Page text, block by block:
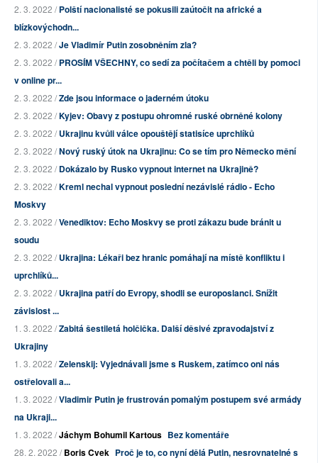
2. 3. 2022 /Polští nacionalisté se pokusili zaútočit na africké a
blízkovýchodn...
2. 3. 2022 /Je Vladimír Putin zosobněním zla?
2. 3. 2022 /PROSÍM VŠECHNY, co sedí za počítačem a chtěli by pomoci
v online pr...
2. 3. 2022 /Zde jsou informace o jaderném útoku
2. 3. 2022 /Kyjev: Obavy z postupu ohromné ruské obrněné kolony
2. 3. 2022 /Ukrajinu kvůli válce opouštějí statisíce uprchlíků
2. 3. 2022 /Nový ruský útok na Ukrajinu: Co se tím pro Německo mění
2. 3. 2022 /Dokázalo by Rusko vypnout internet na Ukrajině?
2. 3. 2022 /Kreml nechal vypnout poslední nezávislé rádio - Echo
Moskvy
2. 3. 2022 /Venediktov: Echo Moskvy se proti zákazu bude bránit u
soudu
2. 3. 2022 /Ukrajina: Lékaři bez hranic pomáhají na místě konfliktu i
uprchlíků...
2. 3. 2022 /Ukrajina patří do Evropy, shodli se europoslanci. Snížit
závislost ...
1. 3. 2022 /Zabitá šestiletá holčička. Další děsivé zpravodajství z
Ukrajiny
1. 3. 2022 /Zelenskij: Vyjednávali jsme s Ruskem, zatímco oni nás
ostřelovali a...
1. 3. 2022 /Vladimir Putin je frustrován pomalým postupem své armády
na Ukraji...
1. 3. 2022 /Jáchym Bohumil Kartous Bez komentáře
28. 2. 2022 /Boris Cvek Proč je to, co nyní dělá Putin, nesrovnatelné s